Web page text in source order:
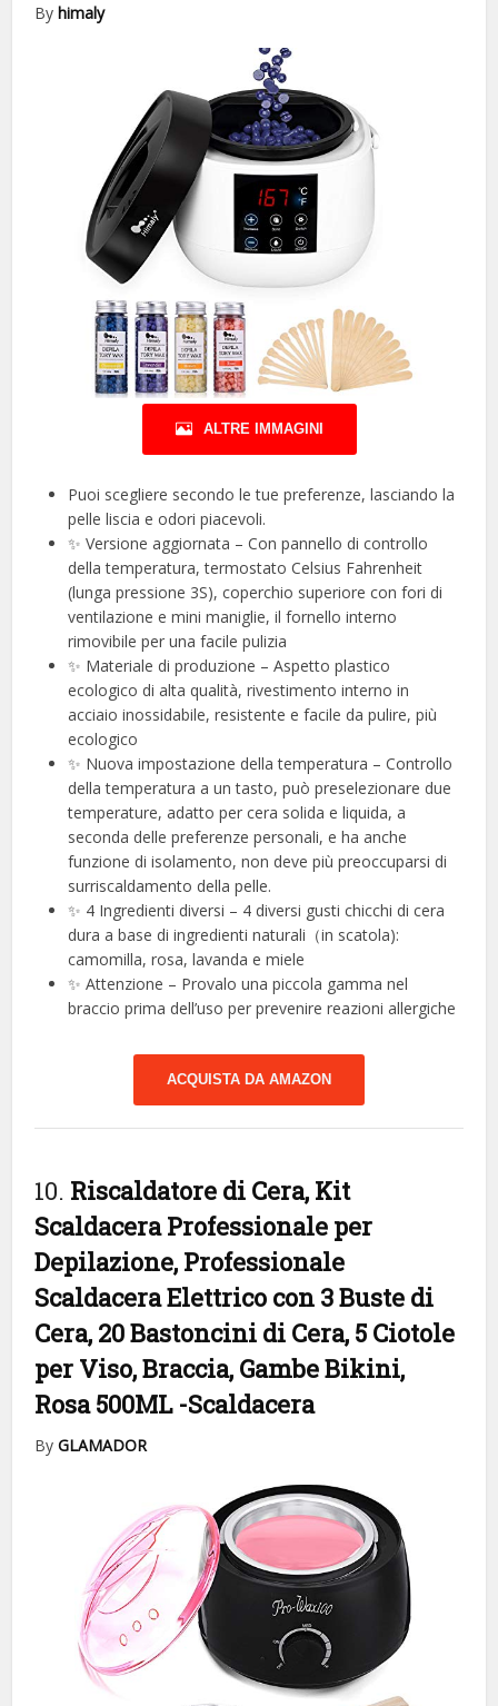
Byhimaly
ALTRE IMMAGINI
Puoi scegliere secondo le tue preferenze, lasciando la
pelle liscia e odori piacevoli.
✨ Versione aggiornata – Con pannello di controllo
della temperatura, termostato Celsius Fahrenheit
(lunga pressione 3S), coperchio superiore con fori di
ventilazione e mini maniglie, il fornello interno
rimovibile per una facile pulizia
✨ Materiale di produzione – Aspetto plastico
ecologico di alta qualità, rivestimento interno in
acciaio inossidabile, resistente e facile da pulire, più
ecologico
✨ Nuova impostazione della temperatura – Controllo
della temperatura a un tasto, può preselezionare due
temperature, adatto per cera solida e liquida, a
seconda delle preferenze personali, e ha anche
funzione di isolamento, non deve più preoccuparsi di
surriscaldamento della pelle.
✨ 4 Ingredienti diversi – 4 diversi gusti chicchi di cera
dura a base di ingredienti naturali（in scatola):
camomilla, rosa, lavanda e miele
✨ Attenzione – Provalo una piccola gamma nel
braccio prima dell’uso per prevenire reazioni allergiche
ACQUISTA DA AMAZON
10. Riscaldatore di Cera, Kit
Scaldacera Professionale per
Depilazione, Professionale
Scaldacera Elettrico con 3 Buste di
Cera, 20 Bastoncini di Cera, 5 Ciotole
per Viso, Braccia, Gambe Bikini,
Rosa 500ML -Scaldacera
ByGLAMADOR